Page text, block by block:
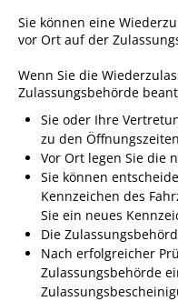
Sie können eine
vor Ort auf der
Wenn Sie die
Zulassungsbehörde
Sie oder Ihre
zu den
Vor Ort legen Sie die
Sie können
Kennzeichen des
Sie ein neues
Die
Nach erfolgreicher
Zulassungsbehörde